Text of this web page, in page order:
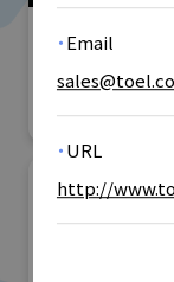
・Email
・URL
http://